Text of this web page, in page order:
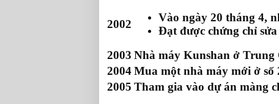
2002
Vào ngày 20 tháng 4,
Đạt được chứng chỉ
2003 Nhà máy Kunshan ở Trung
2004Mua một nhà máy mới ở số
2005 Tham gia vào dự án màng